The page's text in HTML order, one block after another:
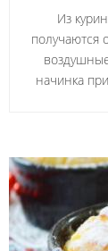
Из
получаются
начинка